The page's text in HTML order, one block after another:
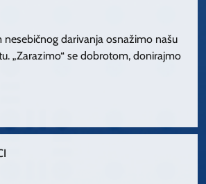
darivanja osnažimo našu
„Zarazimo“ se dobrotom, donirajmo